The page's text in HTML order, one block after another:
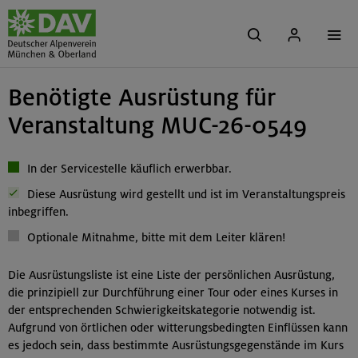
Benötigte Ausrüstung für
Veranstaltung MUC-26-0549
In der Servicestelle käuflich erwerbbar.
Diese Ausrüstung wird gestellt und ist im Veranstaltungspreis
inbegriffen.
Optionale Mitnahme, bitte mit dem Leiter klären!
Die Ausrüstungsliste ist eine Liste der persönlichen Ausrüstung,
die prinzipiell zur Durchführung einer Tour oder eines Kurses in
der entsprechenden Schwierigkeitskategorie notwendig ist.
Aufgrund von örtlichen oder witterungsbedingten Einflüssen kann
es jedoch sein, dass bestimmte Ausrüstungsgegenstände im Kurs